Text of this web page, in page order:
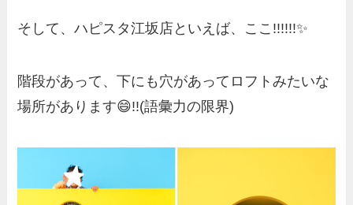
そして、ハピスタ江坂店といえば、ここ!!!!!!✨
階段があって、下にも穴があってロフトみたいな
場所があります😄!!(語彙力の限界)